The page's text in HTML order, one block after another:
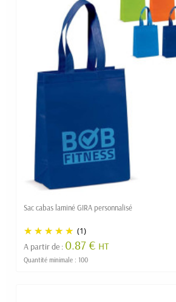
Sac cabas laminé GIRA personnalisé
(1)
A partir de : 0.87 € HT
Quantité minimale : 100